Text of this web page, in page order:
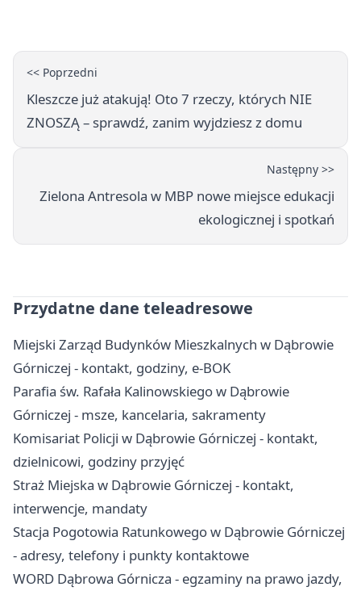
<< Poprzedni
Kleszcze już atakują! Oto 7 rzeczy, których NIE
ZNOSZĄ – sprawdź, zanim wyjdziesz z domu
Następny >>
Zielona Antresola w MBP nowe miejsce edukacji
ekologicznej i spotkań
Przydatne dane teleadresowe
Miejski Zarząd Budynków Mieszkalnych w Dąbrowie
Górniczej - kontakt, godziny, e-BOK
Parafia św. Rafała Kalinowskiego w Dąbrowie
Górniczej - msze, kancelaria, sakramenty
Komisariat Policji w Dąbrowie Górniczej - kontakt,
dzielnicowi, godziny przyjęć
Straż Miejska w Dąbrowie Górniczej - kontakt,
interwencje, mandaty
Stacja Pogotowia Ratunkowego w Dąbrowie Górniczej
- adresy, telefony i punkty kontaktowe
WORD Dąbrowa Górnicza - egzaminy na prawo jazdy,